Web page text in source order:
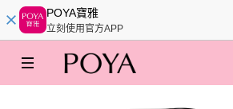
POYA寶雅
立刻使用官方APP